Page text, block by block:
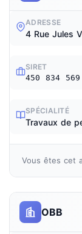
ADRESSE
4 Rue Jules
SIRET
450 834 569
SPÉCIALITÉ
Travaux de
Vous êtes cet
OBB